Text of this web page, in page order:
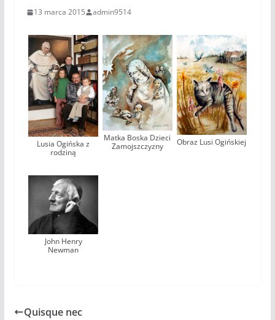
13 marca 2015 admin9514
Lusia Ogińska z
rodziną
Matka Boska Dzieci
Zamojszczyzny
Obraz Lusi Ogińskiej
John Henry
Newman
Quisque nec